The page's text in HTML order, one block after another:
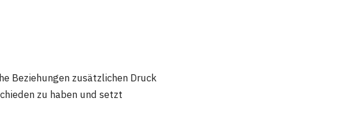
Beziehungen zusätzlichen Druck
zu haben und setzt